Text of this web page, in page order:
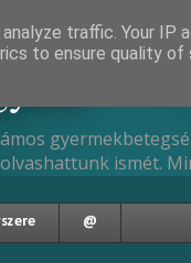
ismét.
@
traffic. Your IP
to ensure quality of